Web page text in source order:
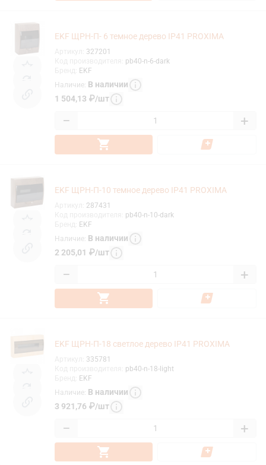
EKF ЩРН-П- 6 темное дерево IP41 PROXIMA
327201
pb40-n-6-dark
EKF
Наличие: В наличии
1 504,13 ₽/шт
− +
EKF ЩРН-П-10 темное дерево IP41 PROXIMA
287431
pb40-n-10-dark
EKF
Наличие: В наличии
2 205,01 ₽/шт
− +
EKF ЩРН-П-18 светлое дерево IP41 PROXIMA
335781
pb40-n-18-light
EKF
Наличие: В наличии
3 921,76 ₽/шт
− +